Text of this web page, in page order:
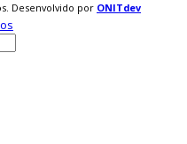
Desenvolvido por ONITdev